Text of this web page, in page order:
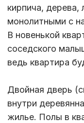
кирпича, дерева,
монолитными с
В новенькой
соседского
ведь квартира
Двойная дверь
внутри
жилье. Полы в